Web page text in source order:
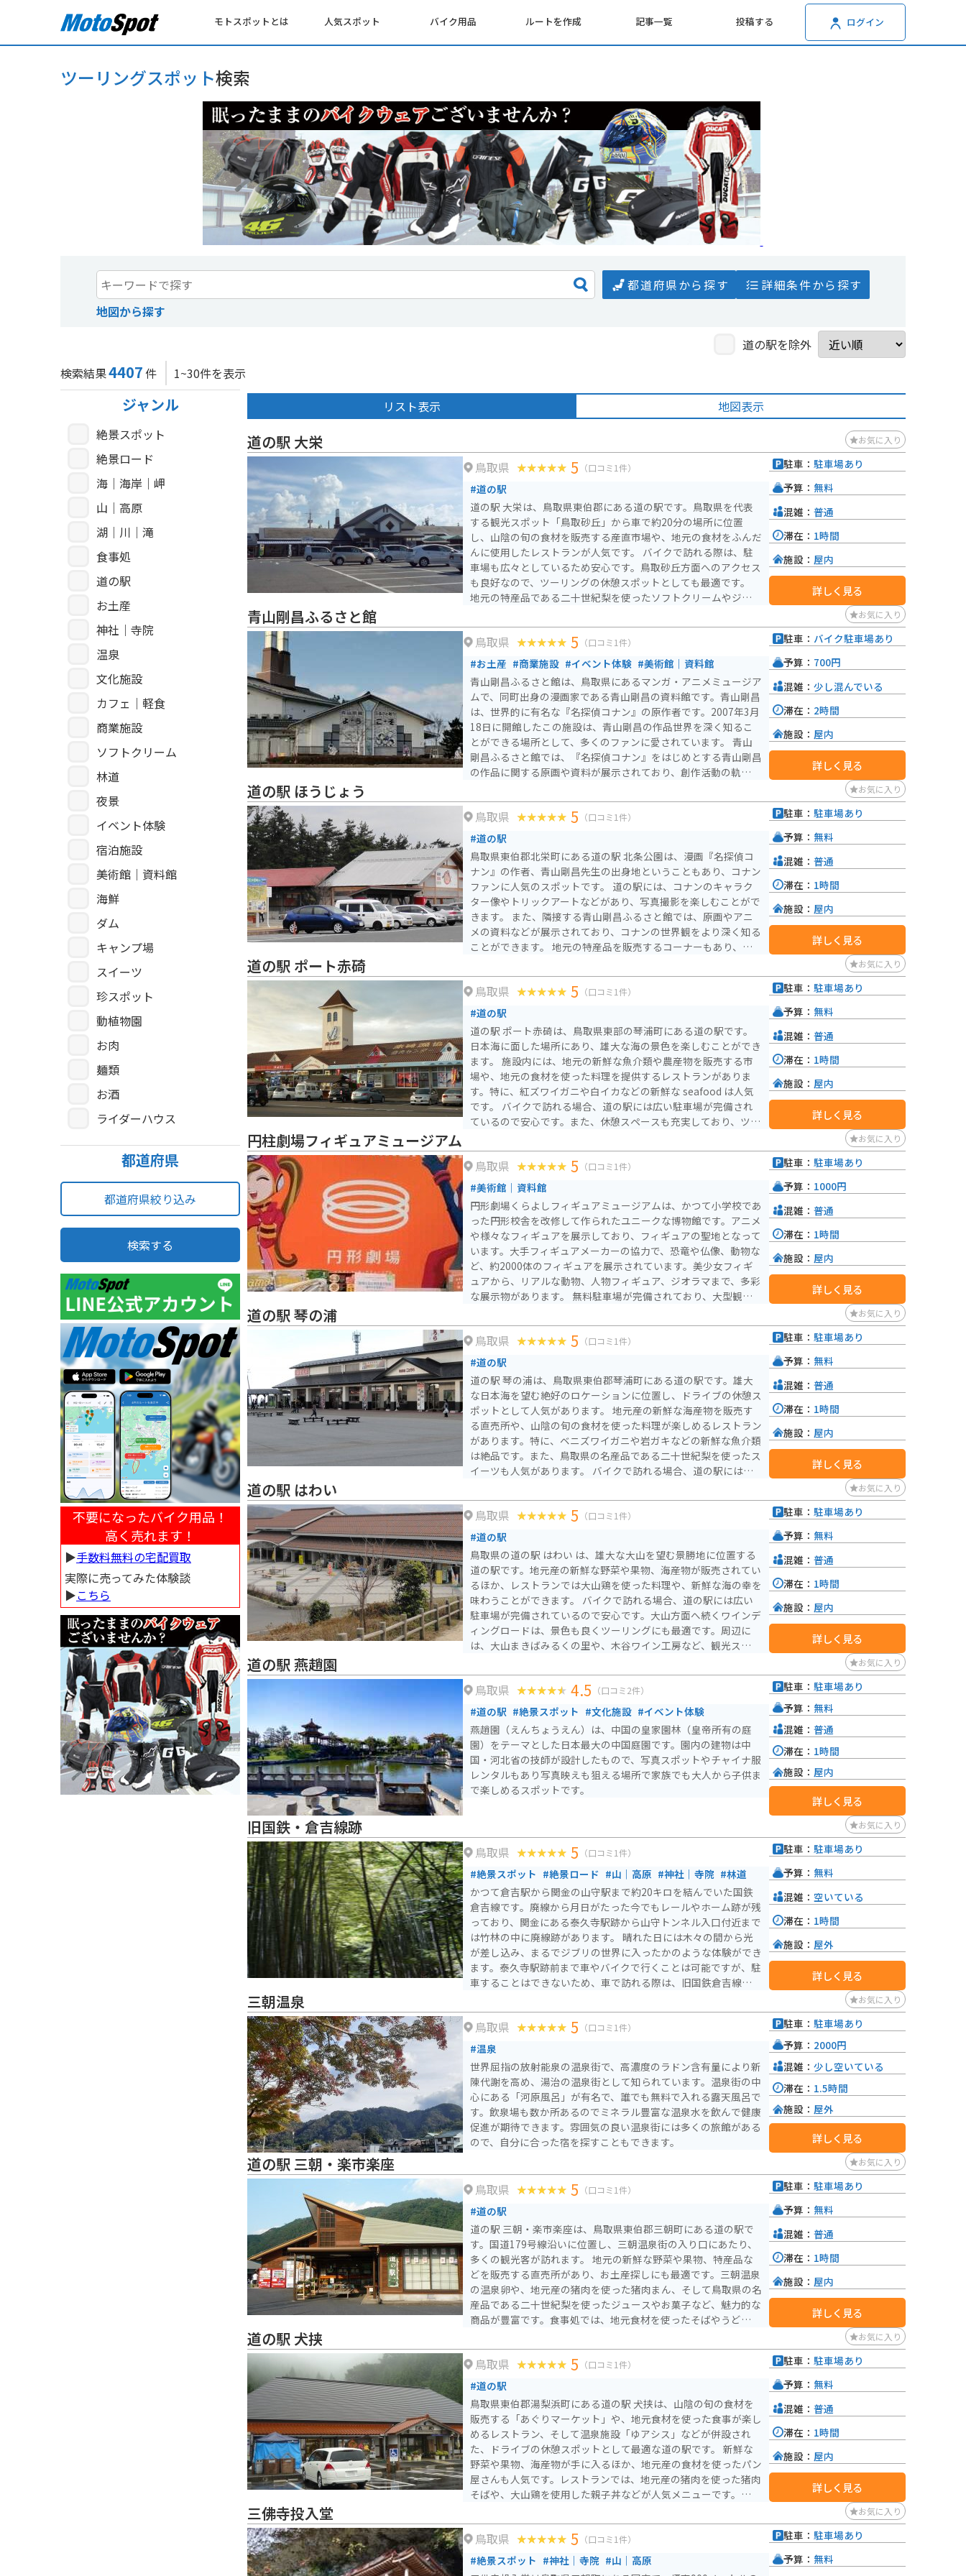
モトスポットとは 人気スポット バイク用品 ルートを作成 記事一覧 投稿する ログイン
ツーリングスポット検索
都道府県から探す
詳細条件から探す
地図から探す
道の駅を除外
検索結果4407件 1~30件を表示
ジャンル
絶景スポット
絶景ロード
海｜海岸｜岬
山｜高原
湖｜川｜滝
食事処
道の駅
お土産
神社｜寺院
温泉
文化施設
カフェ｜軽食
商業施設
ソフトクリーム
林道
夜景
イベント体験
宿泊施設
美術館｜資料館
海鮮
ダム
キャンプ場
スイーツ
珍スポット
動植物園
お肉
麺類
お酒
ライダーハウス
都道府県
都道府県絞り込み
検索する
不要になったバイク用品！
高く売れます！
▶︎手数料無料の宅配買取
実際に売ってみた体験談
▶︎こちら
リスト表示 地図表示
道の駅 大栄 お気に入り
鳥取県 5 （口コミ1件）
#道の駅
道の駅 大栄は、鳥取県東伯郡にある道の駅です。鳥取県を代表
する観光スポット「鳥取砂丘」から車で約20分の場所に位置
し、山陰の旬の食材を販売する産直市場や、地元の食材をふんだ
んに使用したレストランが人気です。 バイクで訪れる際は、駐
車場も広々としているため安心です。鳥取砂丘方面へのアクセス
も良好なので、ツーリングの休憩スポットとしても最適です。
地元の特産品である二十世紀梨を使ったソフトクリームやジュー
る「ふれあい会館」では、地元の伝統工芸品や民芸品の展示、販
売も行なっており、鳥取県の文化に触れることもできます。
駐車： 駐車場あり
予算： 無料
混雑： 普通
滞在： 1時間
施設： 屋内
詳しく見る
青山剛昌ふるさと館 お気に入り
鳥取県 5 （口コミ1件）
#お土産 #商業施設 #イベント体験 #美術館｜資料館
青山剛昌ふるさと館は、鳥取県にあるマンガ・アニメミュージア
ムで、同町出身の漫画家である青山剛昌の資料館です。青山剛昌
は、世界的に有名な『名探偵コナン』の原作者です。2007年3月
18日に開館したこの施設は、青山剛昌の作品世界を深く知るこ
とができる場所として、多くのファンに愛されています。 青山
剛昌ふるさと館では、『名探偵コナン』をはじめとする青山剛昌
の作品に関する原画や資料が展示されており、創作活動の軌跡を
っても楽します。ここ限定のグッズも販売されており、 名探偵
コナンが好きな人にはたまらないスポットです 施設は道の駅大
栄に隣接しており、アクセスも便利です。営業時間は9:30から1
7:30までで、年中無休で運営されています。入館料は大人700
円、中学生・高校生500円です。
駐車： バイク駐車場あり
予算： 700円
混雑： 少し混んでいる
滞在： 2時間
施設： 屋内
詳しく見る
道の駅 ほうじょう お気に入り
鳥取県 5 （口コミ1件）
#道の駅
鳥取県東伯郡北栄町にある道の駅 北条公園は、漫画『名探偵コ
ナン』の作者、青山剛昌先生の出身地ということもあり、コナン
ファンに人気のスポットです。 道の駅には、コナンのキャラク
ター像やトリックアートなどがあり、写真撮影を楽しむことがで
きます。 また、隣接する青山剛昌ふるさと館では、原画やアニ
メの資料などが展示されており、コナンの世界観をより深く知る
ことができます。 地元の特産品を販売するコーナーもあり、梨
れる場合は、道の駅に隣接する無料駐車場に駐車できます。 ツ
ーリングの休憩場所としても最適で、道の駅周辺には、自然豊か
な公園や温泉施設などもあります。
駐車： 駐車場あり
予算： 無料
混雑： 普通
滞在： 1時間
施設： 屋内
詳しく見る
道の駅 ポート赤碕 お気に入り
鳥取県 5 （口コミ1件）
#道の駅
道の駅 ポート赤碕は、鳥取県東部の琴浦町にある道の駅です。
日本海に面した場所にあり、雄大な海の景色を楽しむことができ
ます。 施設内には、地元の新鮮な魚介類や農産物を販売する市
場や、地元の食材を使った料理を提供するレストランがありま
す。特に、紅ズワイガニや白イカなどの新鮮な seafood は人気
です。 バイクで訪れる場合、道の駅には広い駐車場が完備され
ているので安心です。また、休憩スペースも充実しており、ツー
には、海岸線沿いを走る scenic なルートも多いので、バイクで t
ouring を楽しむのもおすすめです。 道の駅 ポート赤碕は、鳥取
県の東部を観光する際の拠点としても最適な場所です。周辺に
は、鳥取砂丘や浦富海岸など、観光スポットも多数あります。
駐車： 駐車場あり
予算： 無料
混雑： 普通
滞在： 1時間
施設： 屋内
詳しく見る
円柱劇場フィギュアミュージアム お気に入り
鳥取県 5 （口コミ1件）
#美術館｜資料館
円形劇場くらよしフィギュアミュージアムは、かつて小学校であ
った円形校舎を改修して作られたユニークな博物館です。アニメ
や様々なフィギュアを展示しており、フィギュアの聖地となって
います。大手フィギュアメーカーの協力で、恐竜や仏像、動物な
ど、約2000体のフィギュアを展示されています。美少女フィギ
ュアから、リアルな動物、人物フィギュア、ジオラマまで、多彩
な展示物があります。 無料駐車場が完備されており、大型観光
で）で、無休で運営されています。円形劇場くらよしフィギュア
ミュージアムは、フィギュアコレクターやアニメファンにとって
はもちろん、建築や歴史に興味がある人にとっても魅力的なスポ
ットです。旧学校校舎を利用した施設として、地域の文化遺産を
活用しながら、新たな観光資源としての価値を生み出していま
す。
駐車： 駐車場あり
予算： 1000円
混雑： 普通
滞在： 1時間
施設： 屋内
詳しく見る
道の駅 琴の浦 お気に入り
鳥取県 5 （口コミ1件）
#道の駅
道の駅 琴の浦は、鳥取県東伯郡琴浦町にある道の駅です。雄大
な日本海を望む絶好のロケーションに位置し、ドライブの休憩ス
ポットとして人気があります。 地元産の新鮮な海産物を販売す
る直売所や、山陰の旬の食材を使った料理が楽しめるレストラン
があります。特に、ベニズワイガニや岩ガキなどの新鮮な魚介類
は絶品です。また、鳥取県の名産品である二十世紀梨を使ったス
イーツも人気があります。 バイクで訪れる場合、道の駅には広
色が良く、ツーリングにも最適です。道の駅 琴の浦を起点に、
周辺の観光スポットを巡るのもおすすめです。例えば、車で約1
0分の距離にある「浦安神社」は、縁結びの神様として知られて
おり、多くの参拝客が訪れます。
駐車： 駐車場あり
予算： 無料
混雑： 普通
滞在： 1時間
施設： 屋内
詳しく見る
道の駅 はわい お気に入り
鳥取県 5 （口コミ1件）
#道の駅
鳥取県の道の駅 はわい は、雄大な大山を望む景勝地に位置する
道の駅です。地元産の新鮮な野菜や果物、海産物が販売されてい
るほか、レストランでは大山鶏を使った料理や、新鮮な海の幸を
味わうことができます。 バイクで訪れる場合、道の駅には広い
駐車場が完備されているので安心です。大山方面へ続くワインデ
ィングロードは、景色も良くツーリングにも最適です。周辺に
は、大山まきばみるくの里や、木谷ワイン工房など、観光スポッ
はわい に立ち寄ってみてください。
駐車： 駐車場あり
予算： 無料
混雑： 普通
滞在： 1時間
施設： 屋内
詳しく見る
道の駅 燕趙園 お気に入り
鳥取県 4.5 （口コミ2件）
#道の駅 #絶景スポット #文化施設 #イベント体験
燕趙園（えんちょうえん）は、中国の皇家園林（皇帝所有の庭
園）をテーマとした日本最大の中国庭園です。園内の建物は中
国・河北省の技師が設計したもので、写真スポットやチャイナ服
レンタルもあり写真映えも狙える場所で家族でも大人から子供ま
で楽しめるスポットです。
駐車： 駐車場あり
予算： 無料
混雑： 普通
滞在： 1時間
施設： 屋内
詳しく見る
旧国鉄・倉吉線跡 お気に入り
鳥取県 5 （口コミ1件）
#絶景スポット #絶景ロード #山｜高原 #神社｜寺院 #林道
かつて倉吉駅から関金の山守駅まで約20キロを結んでいた国鉄
倉吉線です。廃線から月日がたった今でもレールやホーム跡が残
っており、関金にある泰久寺駅跡から山守トンネル入口付近まで
は竹林の中に廃線跡があります。 晴れた日には木々の間から光
が差し込み、まるでジブリの世界に入ったかのような体験ができ
ます。泰久寺駅跡前まで車やバイクで行くことは可能ですが、駐
車することはできないため、車で訪れる際は、旧国鉄倉吉線跡観
駐車： 駐車場あり
予算： 無料
混雑： 空いている
滞在： 1時間
施設： 屋外
詳しく見る
三朝温泉 お気に入り
鳥取県 5 （口コミ1件）
#温泉
世界屈指の放射能泉の温泉街で、高濃度のラドン含有量により新
陳代謝を高め、湯治の温泉街として知られています。温泉街の中
心にある「河原風呂」が有名で、誰でも無料で入れる露天風呂で
す。飲泉場も数か所あるのでミネラル豊富な温泉水を飲んで健康
促進が期待できます。雰囲気の良い温泉街には多くの旅館がある
ので、自分に合った宿を探すこともできます。
駐車： 駐車場あり
予算： 2000円
混雑： 少し空いている
滞在： 1.5時間
施設： 屋外
詳しく見る
道の駅 三朝・楽市楽座 お気に入り
鳥取県 5 （口コミ1件）
#道の駅
道の駅 三朝・楽市楽座は、鳥取県東伯郡三朝町にある道の駅で
す。国道179号線沿いに位置し、三朝温泉街の入り口にあたり、
多くの観光客が訪れます。 地元の新鮮な野菜や果物、特産品な
どを販売する直売所があり、お土産探しにも最適です。三朝温泉
の温泉卵や、地元産の猪肉を使った猪肉まん、そして鳥取県の名
産品である二十世紀梨を使ったジュースやお菓子など、魅力的な
商品が豊富です。食事処では、地元食材を使ったそばやうどん、
隣接する無料駐車場に駐車できます。ツーリング途中の休憩場所
としても最適です。三朝温泉街もすぐ近くにあるので、温泉を楽
しむのも良いでしょう。周辺には、三徳山三佛寺投入堂や、河原
露天風呂など、観光スポットも点在しています。
駐車： 駐車場あり
予算： 無料
混雑： 普通
滞在： 1時間
施設： 屋内
詳しく見る
道の駅 犬挟 お気に入り
鳥取県 5 （口コミ1件）
#道の駅
鳥取県東伯郡湯梨浜町にある道の駅 犬挟は、山陰の旬の食材を
販売する「あぐりマーケット」や、地元食材を使った食事が楽し
めるレストラン、そして温泉施設「ゆアシス」などが併設され
た、ドライブの休憩スポットとして最適な道の駅です。 新鮮な
野菜や果物、海産物が手に入るほか、地元産の食材を使ったパン
屋さんも人気です。レストランでは、地元産の猪肉を使った猪肉
そばや、大山鶏を使用した親子丼などが人気メニューです。ま
があり、ドライブの疲れをゆっくりと癒やすことができます。
バイクで訪れる場合、道の駅には広々とした駐車場が完備されて
いるので安心です。鳥取県は、日本海沿岸を走る気持ちの良いル
ートや、山間部を走るワインディングロードなど、バイクツーリ
駐車： 駐車場あり
予算： 無料
混雑： 普通
滞在： 1時間
施設： 屋内
詳しく見る
三佛寺投入堂 お気に入り
鳥取県 5 （口コミ1件）
#絶景スポット #神社｜寺院 #山｜高原
駐車： 駐車場あり
予算： 無料